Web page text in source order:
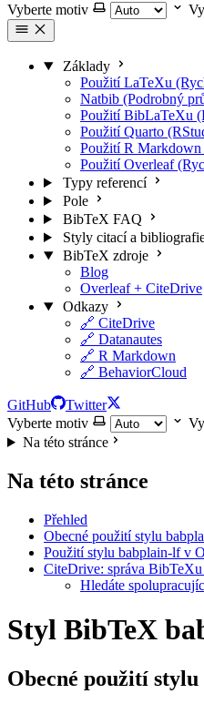
Vyberte motiv
Základy
Použití LaTeXu
Natbib (Podrobný
Použití BibLaTeXu
Použití Quarto
Použití R Markdown
Použití Overleaf
Typy referencí
Pole
BibTeX FAQ
Styly citací a
BibTeX zdroje
Blog
Overleaf + CiteDrive
Odkazy
🔗 CiteDrive
🔗 Datanautes
🔗 R Markdown
🔗 BehaviorCloud
GitHub
Twitter
Vyberte motiv
Na této stránce
Na této stránce
Přehled
Obecné použití stylu
Použití stylu babplain-lf v
CiteDrive: správa
Hledáte
Styl BibTeX
Obecné použití stylu